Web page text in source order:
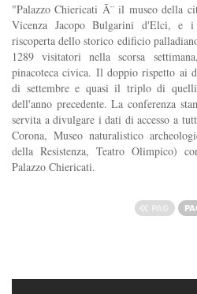
"Palazzo Chiericati Ã¨ il museo della
Vicenza Jacopo Bulgarini d'Elci, e i
riscoperta dello storico edificio
1289 visitatori nella scorsa
pinacoteca civica. Il doppio rispetto ai
di settembre e quasi il triplo di quelli
dell'anno precedente. La conferenza
servita a divulgare i dati di accesso a
Corona, Museo naturalistico
della Resistenza, Teatro Olimpico)
Palazzo Chiericati.